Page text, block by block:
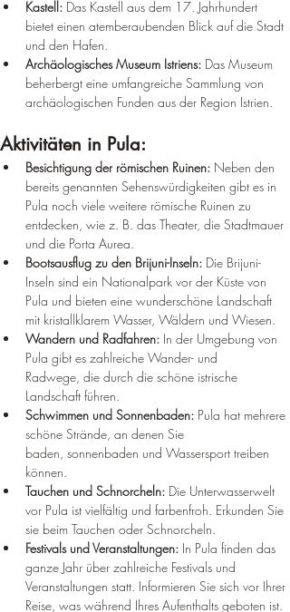
Kastell: Das Kastell aus dem 17. Jahrhundert
bietet einen atemberaubenden Blick auf die Stadt
und den Hafen.
Archäologisches Museum Istriens: Das Museum
beherbergt eine umfangreiche Sammlung von
archäologischen Funden aus der Region Istrien.
Aktivitäten in Pula:
Besichtigung der römischen Ruinen: Neben den
bereits genannten Sehenswürdigkeiten gibt es in
Pula noch viele weitere römische Ruinen zu
entdecken, wie z. B. das Theater, die Stadtmauer
und die Porta Aurea.
Bootsausflug zu den Brijuni-Inseln: Die Brijuni-
Inseln sind ein Nationalpark vor der Küste von
Pula und bieten eine wunderschöne Landschaft
mit kristallklarem Wasser, Wäldern und Wiesen.
Wandern und Radfahren: In der Umgebung von
Pula gibt es zahlreiche Wander- und
Radwege, die durch die schöne istrische
Landschaft führen.
Schwimmen und Sonnenbaden: Pula hat mehrere
schöne Strände, an denen Sie
baden, sonnenbaden und Wassersport treiben
können.
Tauchen und Schnorcheln: Die Unterwasserwelt
vor Pula ist vielfältig und farbenfroh. Erkunden Sie
sie beim Tauchen oder Schnorcheln.
Festivals und Veranstaltungen: In Pula finden das
ganze Jahr über zahlreiche Festivals und
Veranstaltungen statt. Informieren Sie sich vor Ihrer
Reise, was während Ihres Aufenthalts geboten ist.